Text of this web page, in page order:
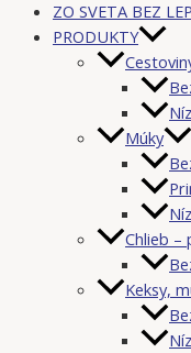
ZO SVETA BEZ
PRODUKTY
Múky
Chlieb –
Keksy,